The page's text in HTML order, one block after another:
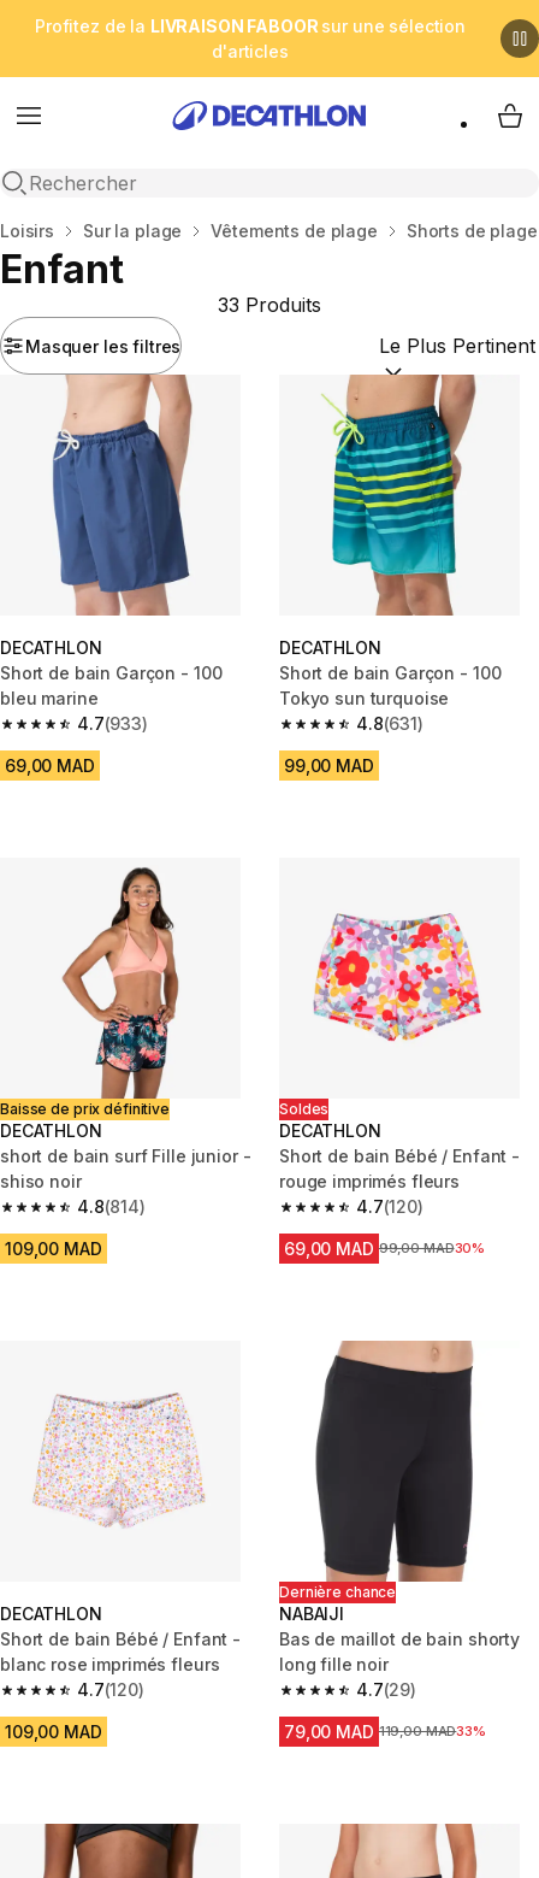
Profitez de la LIVRAISON FABOOR sur une sélection
d'articles
Menu
Open search
My
Accueil
Loisirs Sur la plage Vêtements de plage Shorts de plage
Enfant
Masquer les filtres
33 Produits
Trier par :
DECATHLON
Short de bain Garçon - 100
bleu marine
4.7
4.7 out of 5 stars from 933 reviews
(933)
69,00 MAD
DECATHLON
Short de bain Garçon - 100
Tokyo sun turquoise
4.8
4.8 out of 5 stars from 631
(631)
99,00 MAD
Baisse de prix définitive
DECATHLON
short de bain surf Fille junior -
shiso noir
4.8
4.8 out of 5 stars from 814 reviews
(814)
109,00 MAD
Soldes
DECATHLON
Short de bain Bébé / Enfant -
rouge imprimés fleurs
4.7
4.7 out of 5 stars from 120
(120)
69,00 MAD Prix avant la réduction
99,00 MAD30%
DECATHLON
Short de bain Bébé / Enfant -
blanc rose imprimés fleurs
4.7
4.7 out of 5 stars from 120 reviews
(120)
109,00 MAD
Dernière chance
NABAIJI
Bas de maillot de bain shorty
long fille noir
4.7
4.7 out of 5 stars from 29
(29)
79,00 MAD Prix avant la réduction
119,00 MAD33%